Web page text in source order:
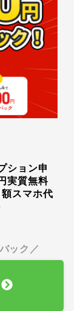
ション申
実質無料
スマホ代
ック／